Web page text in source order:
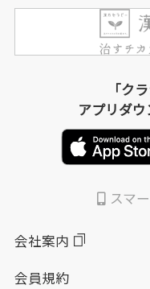
「ク
アプリダ
スマ
会社案内
会員規約